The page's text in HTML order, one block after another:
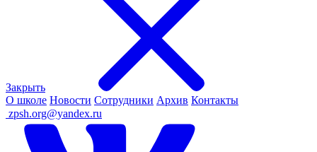
Закрыть
О школе Новости Сотрудники Архив Контакты
zpsh.org@yandex.ru